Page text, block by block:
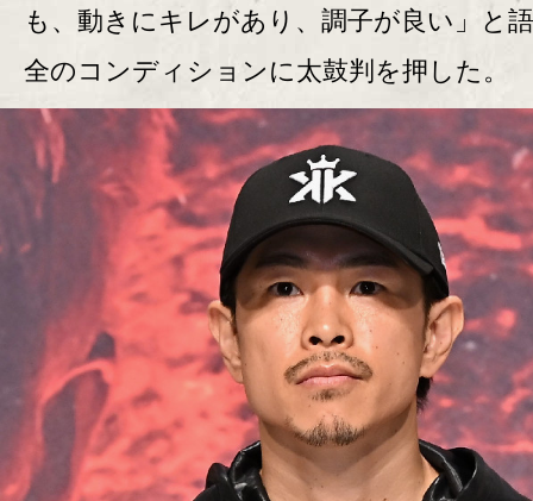
も、動きにキレがあり、調子が良い」と
全のコンディションに太鼓判を押した。